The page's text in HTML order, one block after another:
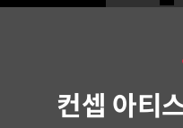
컨셉 아티